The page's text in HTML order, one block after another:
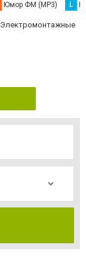
Юмор ФМ (MP3) L
Электромонтажные